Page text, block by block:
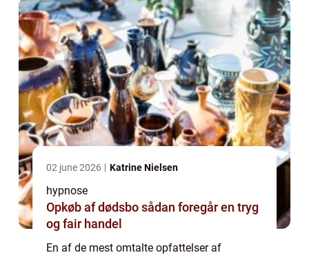
02 june 2026 Katrine Nielsen
hypnose
Opkøb af dødsbo sådan foregår en tryg
og fair handel
En af de mest omtalte opfattelser af